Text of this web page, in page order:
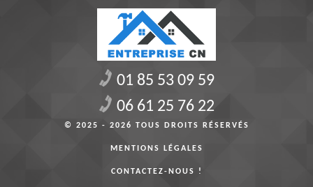
01 85 53 09 59
06 61 25 76 22
© 2025 - 2026 TOUS DROITS RÉSERVÉS
MENTIONS LÉGALES
CONTACTEZ-NOUS !